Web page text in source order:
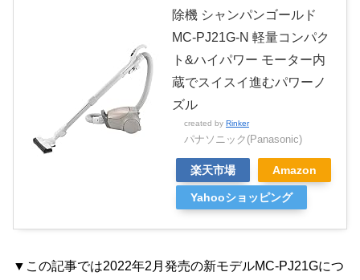
除機 シャンパンゴールド
MC-PJ21G-N 軽量コンパク
ト&ハイパワー モーター内
蔵でスイスイ進むパワーノ
ズル
created by Rinker
パナソニック(Panasonic)
楽天市場 Amazon
Yahooショッピング
▼この記事では2022年2月発売の新モデルMC-PJ21Gにつ